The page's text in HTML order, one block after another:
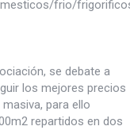
frio/
se debate a
los mejores precios
para ello
repartidos en dos